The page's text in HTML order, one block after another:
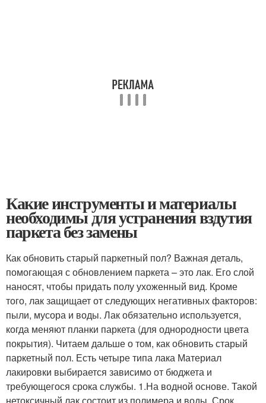
Какие инструменты и материалы
необходимы для устранения вздутия
паркета без замены
Как обновить старый паркетный пол? Важная деталь,
помогающая с обновлением паркета – это лак. Его слой
наносят, чтобы придать полу ухоженный вид. Кроме
того, лак защищает от следующих негативных факторов:
пыли, мусора и воды. Лак обязательно используется,
когда меняют планки паркета (для однородности цвета
покрытия). Читаем дальше о том, как обновить старый
паркетный пол. Есть четыре типа лака Материал
лакировки выбирается зависимо от бюджета и
требующегося срока службы. 1.На водной основе. Такой